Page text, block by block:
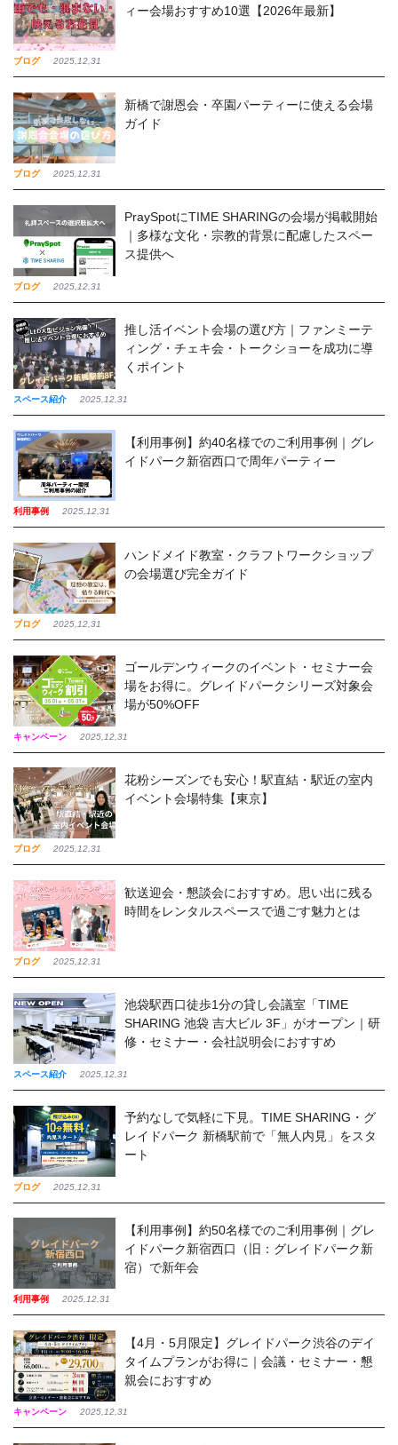
ブログ 2025,12,31
ィー会場おすすめ10選【2026年最新】
ブログ 2025,12,31
新橋で謝恩会・卒園パーティーに使える会場
ガイド
ブログ 2025,12,31
PraySpotにTIME SHARINGの会場が掲載開始
｜多様な文化・宗教的背景に配慮したスペー
ス提供へ
スペース紹介 2025,12,31
推し活イベント会場の選び方｜ファンミーテ
ィング・チェキ会・トークショーを成功に導
くポイント
利用事例 2025,12,31
【利用事例】約40名様でのご利用事例｜グレ
イドパーク新宿西口で周年パーティー
ブログ 2025,12,31
ハンドメイド教室・クラフトワークショップ
の会場選び完全ガイド
キャンペーン 2025,12,31
ゴールデンウィークのイベント・セミナー会
場をお得に。グレイドパークシリーズ対象会
場が50%OFF
ブログ 2025,12,31
花粉シーズンでも安心！駅直結・駅近の室内
イベント会場特集【東京】
ブログ 2025,12,31
歓送迎会・懇談会におすすめ。思い出に残る
時間をレンタルスペースで過ごす魅力とは
スペース紹介 2025,12,31
池袋駅西口徒歩1分の貸し会議室「TIME
SHARING 池袋 吉大ビル 3F」がオープン｜研
修・セミナー・会社説明会におすすめ
ブログ 2025,12,31
予約なしで気軽に下見。TIME SHARING・グ
レイドパーク 新橋駅前で「無人内見」をスタ
ート
利用事例 2025,12,31
【利用事例】約50名様でのご利用事例｜グレ
イドパーク新宿西口（旧：グレイドパーク新
宿）で新年会
キャンペーン 2025,12,31
【4月・5月限定】グレイドパーク渋谷のデイ
タイムプランがお得に｜会議・セミナー・懇
親会におすすめ